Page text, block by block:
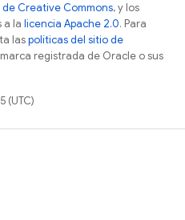
Creative Commons, y los
a la licencia Apache 2.0. Para
laspolíticas del sitio de
registrada de Oracle o sus
(UTC)